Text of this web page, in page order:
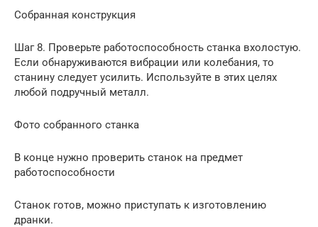
Собранная конструкция
Шаг 8. Проверьте работоспособность станка вхолостую.
Если обнаруживаются вибрации или колебания, то
станину следует усилить. Используйте в этих целях
любой подручный металл.
Фото собранного станка
В конце нужно проверить станок на предмет
работоспособности
Станок готов, можно приступать к изготовлению
дранки.